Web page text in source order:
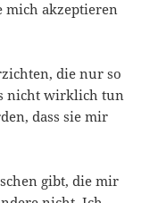
mich akzeptieren
die nur so
nicht wirklich tun
dass sie mir
gibt, die mir